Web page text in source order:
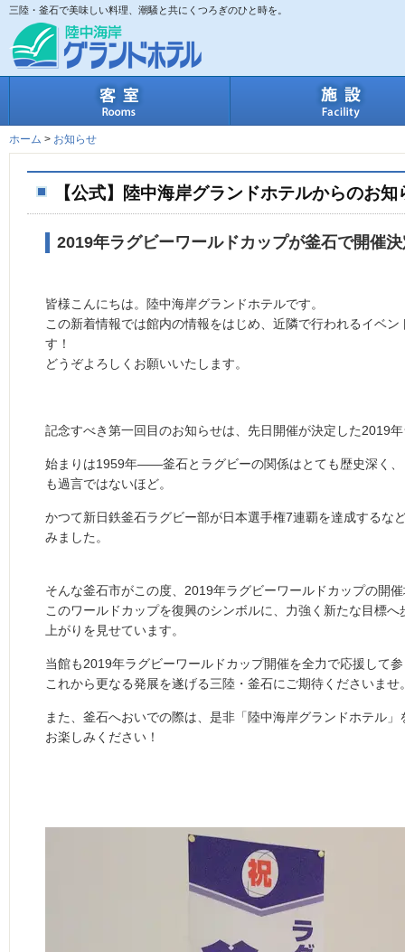
三陸・釜石で美味しい料理、潮騒と共にくつろぎのひと時を。
客室
ホーム > お知らせ
【公式】陸中海岸グランドホテルからのお知
2019年ラグビーワールドカップが釜石で開催
皆様こんにちは。陸中海岸グランドホテルです。
この新着情報では館内の情報をはじめ、近隣で行われるイベ
す！
どうぞよろしくお願いいたします。
記念すべき第一回目のお知らせは、先日開催が決定した2019
始まりは1959年――釜石とラグビーの関係はとても歴史深く
も過言ではないほど。
かつて新日鉄釜石ラグビー部が日本選手権7連覇を達成するな
みました。
そんな釜石市がこの度、2019年ラグビーワールドカップの開
このワールドカップを復興のシンボルに、力強く新たな目標
上がりを見せています。
当館も2019年ラグビーワールドカップ開催を全力で応援して
これから更なる発展を遂げる三陸・釜石にご期待くださいませ
また、釜石へおいでの際は、是非「陸中海岸グランドホテル
お楽しみください！